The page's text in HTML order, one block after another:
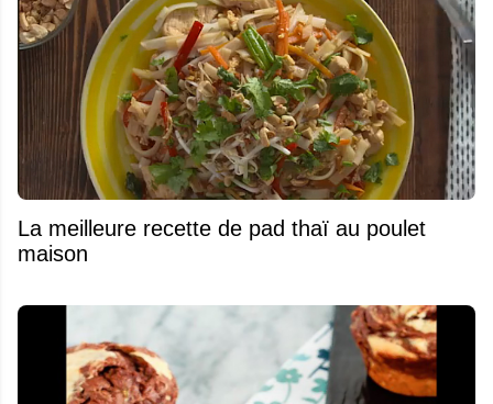
La meilleure recette de pad thaï au poulet
maison